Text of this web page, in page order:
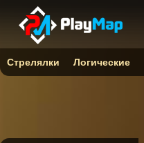
Стрелялки Логические